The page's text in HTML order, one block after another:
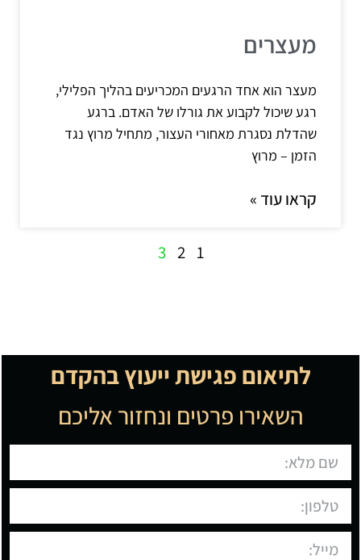
מעצרים
מעצר הוא אחד הרגעים המכריעים בהליך הפלילי,
רגע שיכול לקבוע את גורלו של האדם. ברגע
שהדלת נסגרת מאחורי העצור, מתחיל מרוץ נגד
הזמן – מרוץ
קראו עוד »
1
2
3
לתיאום פגישת ייעוץ בהקדם
השאירו פרטים ונחזור אליכם